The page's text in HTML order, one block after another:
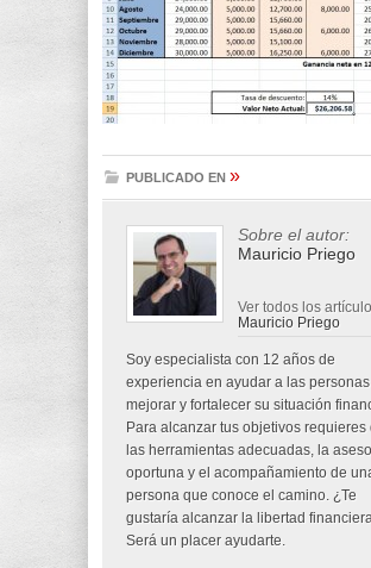
PUBLICADO EN »
Sobre el autor:
Mauricio Priego
Ver todos los
Mauricio Priego
Soy especialista con 12 años de
experiencia en ayudar a las
mejorar y fortalecer su situación
Para alcanzar tus objetivos requieres
las herramientas adecuadas, la
oportuna y el acompañamiento de
persona que conoce el camino. ¿Te
gustaría alcanzar la libertad
Será un placer ayudarte.